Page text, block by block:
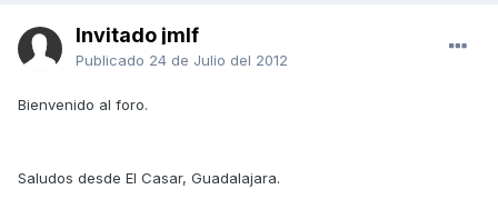
Invitado jmlf
Publicado 24 de Julio del 2012
Bienvenido al foro.
Saludos desde El Casar, Guadalajara.